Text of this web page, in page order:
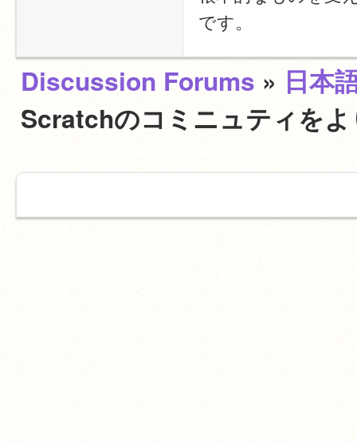
です。
Discussion Forums » 日本
Scratchのコミニュティを